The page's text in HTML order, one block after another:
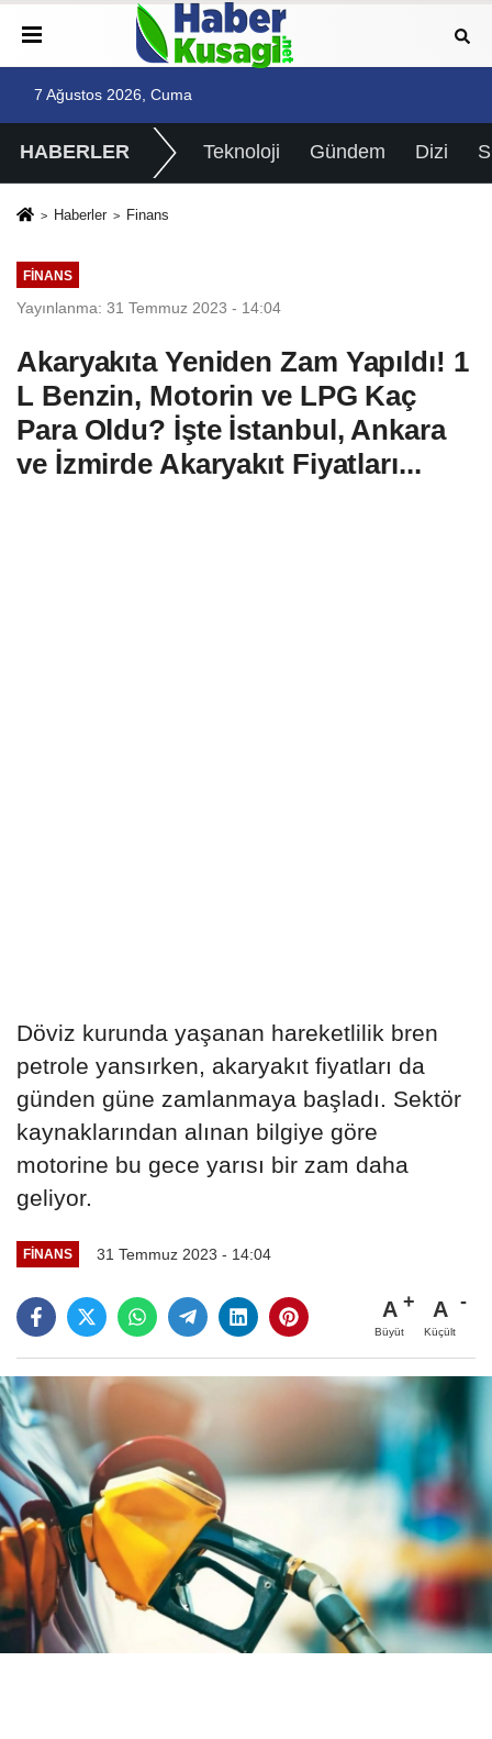
7 Ağustos 2026, Cuma
HABERLER Teknoloji Gündem Dizi
Haberler Finans
FINANS
Yayınlanma: 31 Temmuz 2023 - 14:04
Akaryakıta Yeniden Zam Yapıldı! 1
L Benzin, Motorin ve LPG Kaç
Para Oldu? İşte İstanbul, Ankara
ve İzmirde Akaryakıt Fiyatları...
Döviz kurunda yaşanan hareketlilik bren
petrole yansırken, akaryakıt fiyatları da
günden güne zamlanmaya başladı. Sektör
kaynaklarından alınan bilgiye göre
motorine bu gece yarısı bir zam daha
geliyor.
FINANS 31 Temmuz 2023 - 14:04
A
Büyüt
A
Küçült